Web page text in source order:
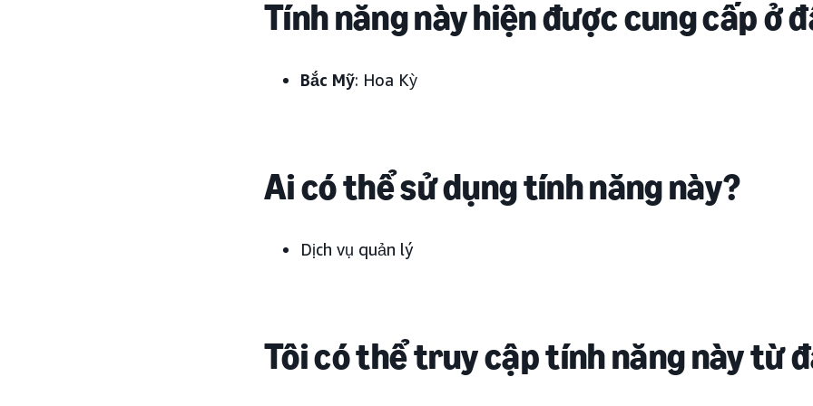
Tính năng này hiện được cung cấp ở
Bắc Mỹ: Hoa Kỳ
Ai có thể sử dụng tính năng này?
Dịch vụ quản lý
Tôi có thể truy cập tính năng này từ